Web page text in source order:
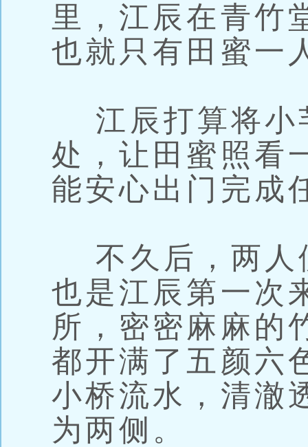
里，江辰在青竹
也就只有田蜜一
江辰打算将小
处，让田蜜照看
能安心出门完成
不久后，两人
也是江辰第一次
所，密密麻麻的
都开满了五颜六
小桥流水，清澈
为两侧。